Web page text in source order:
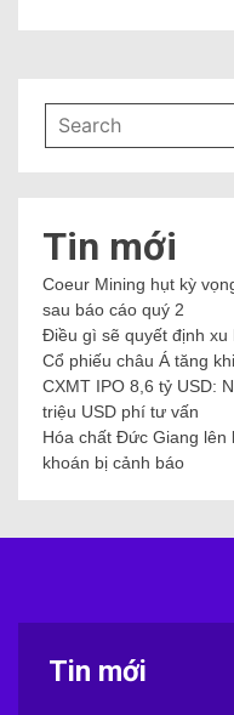
Tin mới
Coeur Mining hụt kỳ
sau báo cáo quý 2
Điều gì sẽ quyết định
Cổ phiếu châu Á tăng
CXMT IPO 8,6 tỷ USD:
triệu USD phí tư vấn
Hóa chất Đức Giang
khoán bị cảnh báo
Tin mới